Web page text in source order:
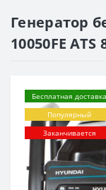
Генератор
10050FE
Бесплатная доставка
Популярный
Заканчивается